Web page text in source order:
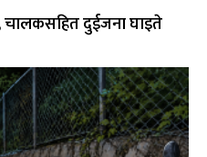
चालकसहित दुईजना घाइते